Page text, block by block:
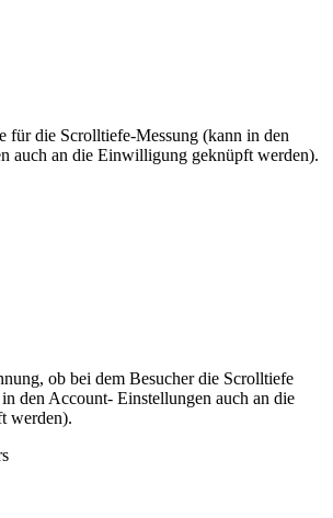
für die Scrolltiefe-Messung (kann in den
auch an die Einwilligung geknüpft werden).
ob bei dem Besucher die Scrolltiefe
den Account- Einstellungen auch an die
werden).